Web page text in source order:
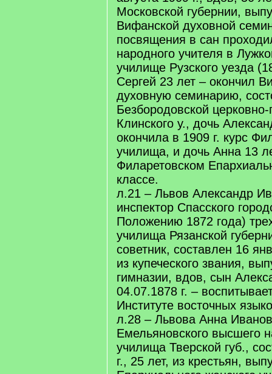
Московской губернии,
Вифанской духовной
посвящения в сан
народного учителя в
училище Рузского уезда
Сергей 23 лет – окончил
духовную семинарию,
Безбородовской
Клинского у., дочь
окончила в 1909 г. курс
училища, и дочь Анна 13
Филаретовском
классе.
л.21 – Львов Александр
инспектор Спасского
Положению 1872 года)
училища Рязанской
советник, составлен 16
из купеческого звания,
гимназии, вдов, сын
04.07.1878 г. –
Институте восточных
л.28 – Львова Анна
Емельяновского высшего
училища Тверской губ.,
г., 25 лет, из крестьян,